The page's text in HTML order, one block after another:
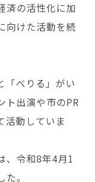
済の活性化に加
向けた活動を続
「べりる」がい
ト出演や市のPR
活動していま
、令和8年4月1
。